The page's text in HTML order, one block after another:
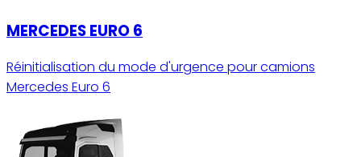
MERCEDES EURO 6
Réinitialisation du mode d'urgence pour camions
Mercedes Euro 6